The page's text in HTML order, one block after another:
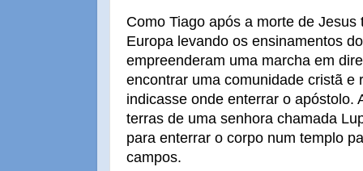
Como Tiago após a morte de
Europa levando os ensinamentos
empreenderam uma marcha em
encontrar uma comunidade cristã e
indicasse onde enterrar o apóstolo.
terras de uma senhora chamada
para enterrar o corpo num templo
campos.